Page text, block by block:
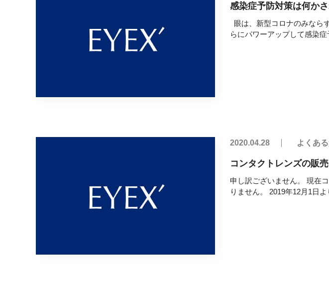
感染症予防対策は何か
眼は、新型コロナのみなら
らにパワーアップして感染
2020.04.28 よくあ
コンタクトレンズの販
申し訳ございません。 現在
りません。 2019年12月1日